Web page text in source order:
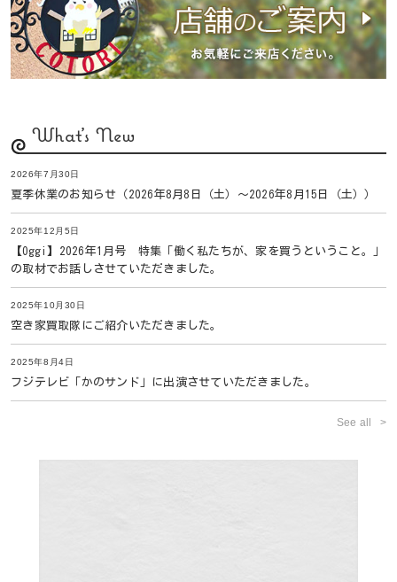
What's New
2026年7月30日
夏季休業のお知らせ（2026年8月8日（土）〜2026年8月15日（土））
2025年12月5日
【Oggi】2026年1月号 特集「働く私たちが、家を買うということ。」
の取材でお話しさせていただきました。
2025年10月30日
空き家買取隊にご紹介いただきました。
2025年8月4日
フジテレビ「かのサンド」に出演させていただきました。
See all